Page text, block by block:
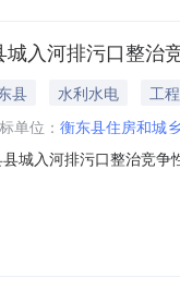
入河排污口整治
县 水利水电
工程
单位： 衡东县住房和城
城入河排污口整治竞
B013代理机构名称：